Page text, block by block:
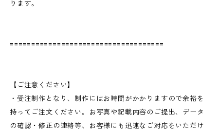
ります。
====================================
【ご注意ください】
・受注制作となり、制作にはお時間がかかりますので余裕を
持ってご注文ください。お写真や記載内容のご提出、データ
の確認・修正の連絡等、お客様にも迅速なご対応をいただけ